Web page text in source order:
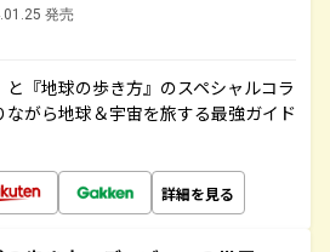
発売
『地球の歩き方』のスペシャルコラ
がら地球＆宇宙を旅する最強ガイド
詳細を見る